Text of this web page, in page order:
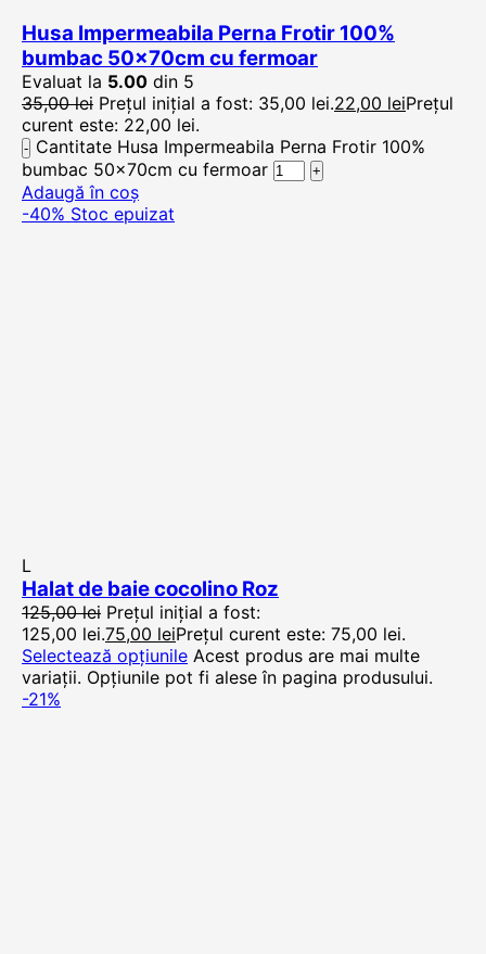
Husa Impermeabila Perna Frotir 100%
bumbac 50x70cm cu fermoar
Evaluat la 5.00 din 5
35,00lei Prețul inițial a fost: 35,00 lei.22,00 leiPrețul
curent este: 22,00 lei.
Cantitate Husa Impermeabila Perna Frotir 100%
bumbac 50x70cm cu fermoar
Adaugă în coș
-40% Stoc epuizat
L
Halat de baie cocolino Roz
125,00lei Prețul inițial a fost:
125,00 lei.75,00 leiPrețul curent este: 75,00 lei.
Selectează opțiunile Acest produs are mai multe
variații. Opțiunile pot fi alese în pagina produsului.
-21%